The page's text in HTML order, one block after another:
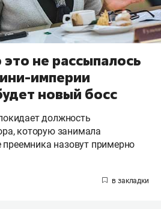
не рассыпалось
империи
новый босс
должность
которую занимала
преемника назовут примерно